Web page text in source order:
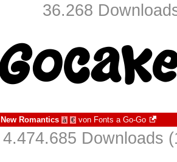
36.268
New Romantics à € von Fonts a Go-Go
4.474.685 Downloads